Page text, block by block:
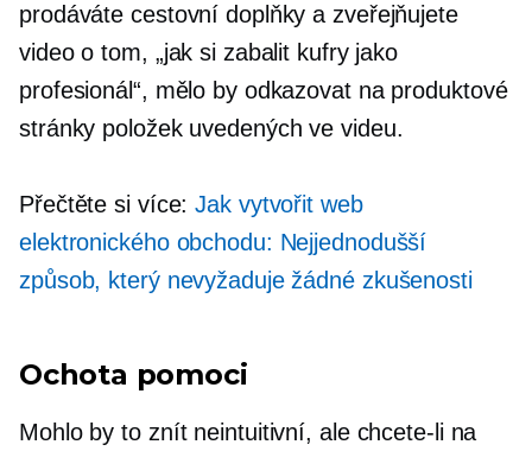
prodáváte cestovní doplňky a zveřejňujete
video o tom, „jak si zabalit kufry jako
profesionál“, mělo by odkazovat na produktové
stránky položek uvedených ve videu.
Přečtěte si více:Jak vytvořit web
elektronického obchodu: Nejjednodušší
způsob, který nevyžaduje žádné zkušenosti
Ochota pomoci
Mohlo by to znít neintuitivní, ale chcete-li na